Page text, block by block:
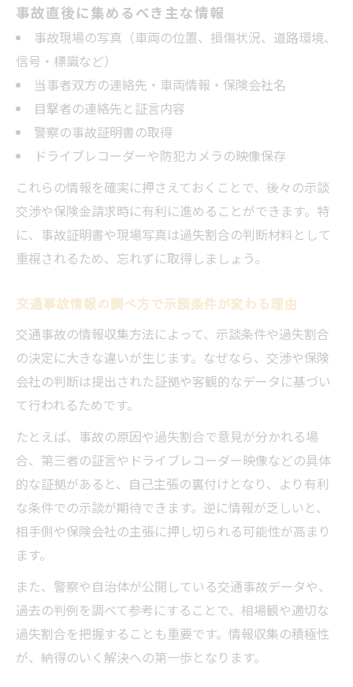
事故直後に集めるべき主な情報
事故現場の写真（車両の位置、損傷状況、道路環境、
信号・標識など）
当事者双方の連絡先・車両情報・保険会社名
目撃者の連絡先と証言内容
警察の事故証明書の取得
ドライブレコーダーや防犯カメラの映像保存
これらの情報を確実に押さえておくことで、後々の示談
交渉や保険金請求時に有利に進めることができます。特
に、事故証明書や現場写真は過失割合の判断材料として
重視されるため、忘れずに取得しましょう。
交通事故情報の調べ方で示談条件が変わる理由
交通事故の情報収集方法によって、示談条件や過失割合
の決定に大きな違いが生じます。なぜなら、交渉や保険
会社の判断は提出された証拠や客観的なデータに基づい
て行われるためです。
たとえば、事故の原因や過失割合で意見が分かれる場
合、第三者の証言やドライブレコーダー映像などの具体
的な証拠があると、自己主張の裏付けとなり、より有利
な条件での示談が期待できます。逆に情報が乏しいと、
相手側や保険会社の主張に押し切られる可能性が高まり
ます。
また、警察や自治体が公開している交通事故データや、
過去の判例を調べて参考にすることで、相場観や適切な
過失割合を把握することも重要です。情報収集の積極性
が、納得のいく解決への第一歩となります。